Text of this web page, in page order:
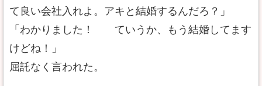
て良い会社入れよ。アキと結婚するんだろ？」
「わかりました！ ていうか、もう結婚してます
けどね！」
屈託なく言われた。